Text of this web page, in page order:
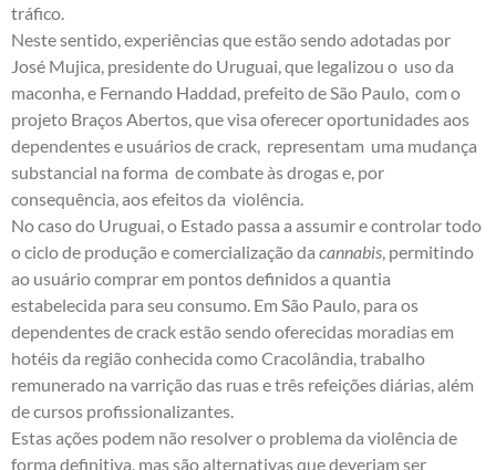
tráfico.
Neste sentido, experiências que estão sendo adotadas por
José Mujica, presidente do Uruguai, que legalizou o uso da
maconha, e Fernando Haddad, prefeito de São Paulo, com o
projeto Braços Abertos, que visa oferecer oportunidades aos
dependentes e usuários de crack, representam uma mudança
substancial na forma de combate às drogas e, por
consequência, aos efeitos da violência.
No caso do Uruguai, o Estado passa a assumir e controlar todo
o ciclo de produção e comercialização da cannabis , permitindo
ao usuário comprar em pontos definidos a quantia
estabelecida para seu consumo. Em São Paulo, para os
dependentes de crack estão sendo oferecidas moradias em
hotéis da região conhecida como Cracolândia, trabalho
remunerado na varrição das ruas e três refeições diárias, além
de cursos profissionalizantes.
Estas ações podem não resolver o problema da violência de
forma definitiva, mas são alternativas que deveriam ser